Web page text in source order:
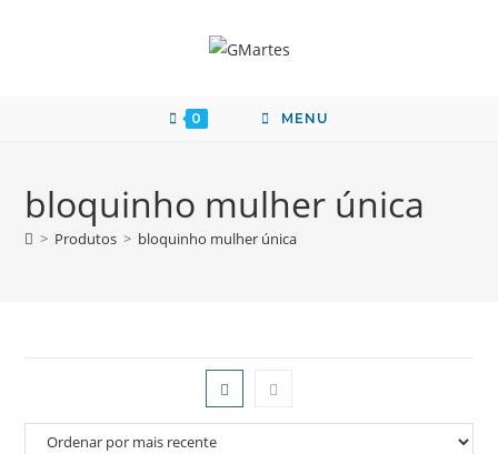
0 MENU
bloquinho mulher única
> Produtos > bloquinho mulher única